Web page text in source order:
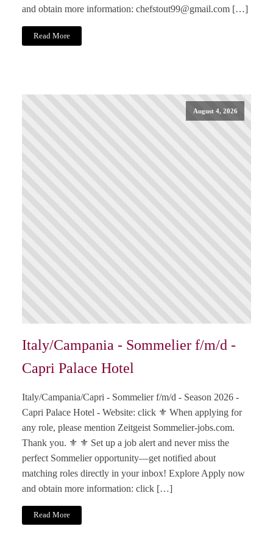
and obtain more information: chefstout99@gmail.com […]
Read More
August 4, 2026
Italy/Campania - Sommelier f/m/d -
Capri Palace Hotel
Italy/Campania/Capri - Sommelier f/m/d - Season 2026 -
Capri Palace Hotel - Website: click ⚜️ When applying for
any role, please mention Zeitgeist Sommelier-jobs.com.
Thank you. ⚜️ ⚜️ Set up a job alert and never miss the
perfect Sommelier opportunity—get notified about
matching roles directly in your inbox! Explore Apply now
and obtain more information: click […]
Read More